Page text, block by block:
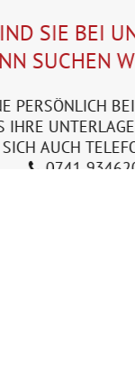
SIE BEI
SUCHEN
PERSÖNLICH
IHRE
AUCH
 0741